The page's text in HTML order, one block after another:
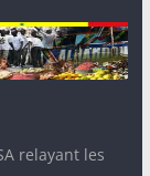
relayant les